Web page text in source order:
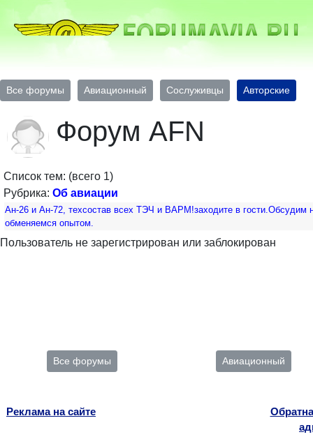
Все форумы Авиационный Сослуживцы Авторские
Форум AFN
Список тем: (всего 1)
Рубрика: Об авиации
Ан-26 и Ан-72, техсостав всех ТЭЧ и ВАРМ!заходите в гости.Обсудим
обменяемся опытом.
Пользователь не зарегистрирован или заблокирован
Все форумы Авиационный
Реклама на сайте